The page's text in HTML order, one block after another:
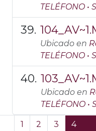
TELÉFONO •
Ubicado en
TELÉFONO •
Ubicado en
TELÉFONO •
1 2 3 4